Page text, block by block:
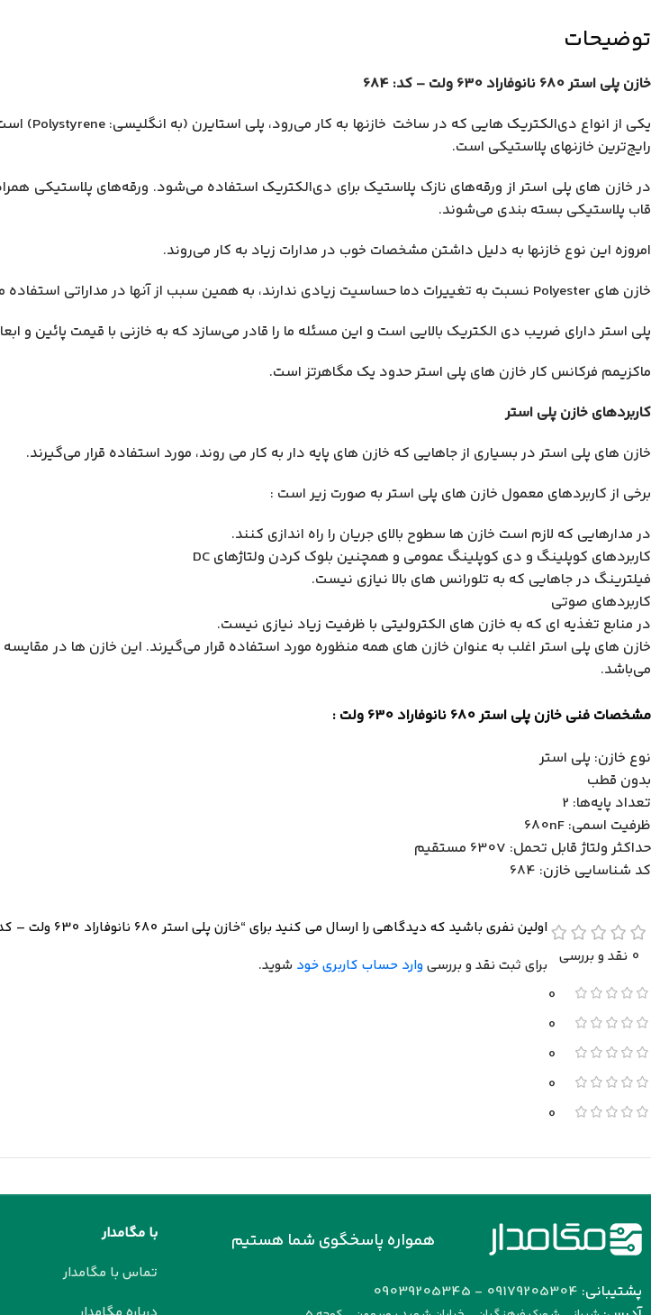
توضیحات
خازن پلی استر 680 نانوفاراد 630 ولت – کد: 684
یکی از انواع دی‌الکتریک ‌هایی که در ساخت خازنها به کار می‌رود، پلی استایرن (به انگلیسی: Polystyrene
)
رایج‌ترین خازنهای پلاستیکی است.
در خازن های پلی استر از ورقه‌های نازک پلاستیک برای دی‌الکتریک استفاده می‌شود. ورقه‌های پلاستیکی
قاب پلاستیکی بسته بندی می‌شوند.
امروزه این نوع خازنها به دلیل داشتن مشخصات خوب در مدارات زیاد به کار می‌روند.
خازن های Polyester نسبت به تغییرات دما حساسیت زیادی ندارند، به همین سبب از آنها در مداراتی استفاده می‌کنند که احتیاج به خازنی با ظرفیت ثابت در مقابل حرارت باشد.
پلی استر دارای ضریب دی الکتریک بالایی است و این مسئله ما را قادر می‌سازد که به خازنی با قیمت پائین و ابعاد کوچک
ماکزیمم فرکانس کار خازن های پلی استر حدود یک مگاهرتز است.
کاربردهای خازن پلی استر
خازن های پلی استر در بسیاری از جاهایی که خازن های پایه دار به کار می روند، مورد استفاده قرار می‌گیرند.
برخی از کاربردهای معمول خازن های پلی استر به صورت زیر است :
در مدارهایی که لازم است خازن ها سطوح بالای جریان را راه اندازی کنند.
کاربردهای کوپلینگ و دی کوپلینگ عمومی و همچنین بلوک کردن ولتاژهای DC
فیلترینگ در جاهایی که به تلورانس های بالا نیازی نیست.
کاربردهای صوتی
در منابع تغذیه ای که به خازن های الکترولیتی با ظرفیت زیاد نیازی نیست.
خازن های پلی استر اغلب به عنوان خازن های همه منظوره مورد استفاده قرار می‌گیرند. این خازن ها در
می‌باشد.
مشخصات فنی خازن پلی استر 680 نانوفاراد 630 ولت :
نوع خازن: پلی استر
بدون قطب
تعداد پایه‌ها: 2
ظرفیت اسمی: 680nF
حداکثر ولتاژ قابل تحمل: 630V مستقیم
کد شناسایی خازن: 684
0 نقد و بررسی
0
0
0
0
0
اولین نفری باشید که دیدگاهی را ارسال می کنید برای “خازن پلی استر 680 نانوفاراد 630 ولت – کد: 684”
برای ثبت نقد و بررسیوارد حساب کاربری خود شوید.
همواره پاسخگوی شما هستیم
پشتیبانی: 09179205304 - 09039205345
با مگامدار
تماس با مگامدار